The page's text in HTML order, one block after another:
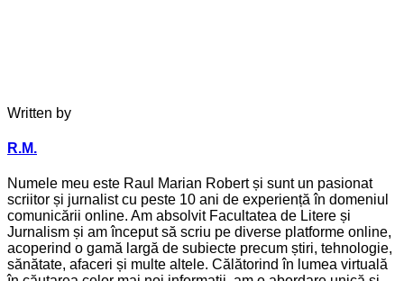
Written by
R.M.
Numele meu este Raul Marian Robert și sunt un pasionat
scriitor și jurnalist cu peste 10 ani de experiență în domeniul
comunicării online. Am absolvit Facultatea de Litere și
Jurnalism și am început să scriu pe diverse platforme online,
acoperind o gamă largă de subiecte precum știri, tehnologie,
sănătate, afaceri și multe altele. Călătorind în lumea virtuală